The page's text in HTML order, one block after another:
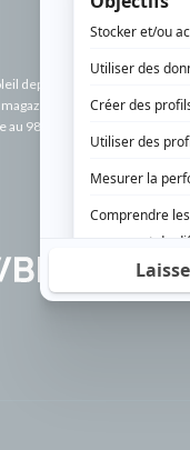
depuis 2001, Richard
TV Hebdo de 1996
98,5.